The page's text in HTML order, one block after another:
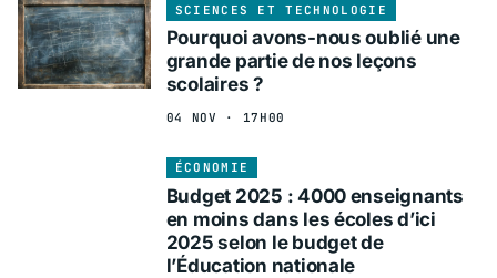
SCIENCES ET TECHNOLOGIE
Pourquoi avons-nous oublié une
grande partie de nos leçons
scolaires ?
04 NOV · 17H00
ÉCONOMIE
Budget 2025 : 4000 enseignants
en moins dans les écoles d’ici
2025 selon le budget de
l’Éducation nationale